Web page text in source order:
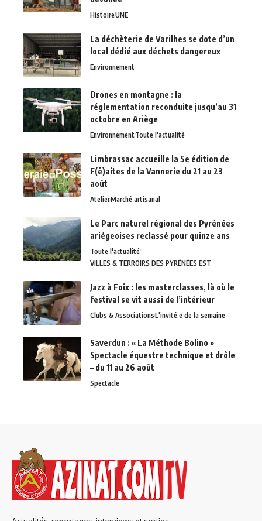
HistoireUNE
La déchèterie de Varilhes se dote d’un
local dédié aux déchets dangereux
Environnement
Drones en montagne : la
réglementation reconduite jusqu’au 31
octobre en Ariège
EnvironnementToute l'actualité
Limbrassac accueille la 5e édition de
F(ê)aites de la Vannerie du 21 au 23
août
AtelierMarché artisanal
Le Parc naturel régional des Pyrénées
ariégeoises reclassé pour quinze ans
Toute l'actualité
VILLES & TERROIRS DES PYRÉNÉES EST
Jazz à Foix : les masterclasses, là où le
festival se vit aussi de l’intérieur
Clubs & AssociationsL'invité.e de la semaine
Saverdun : « La Méthode Bolino »
Spectacle équestre technique et drôle
– du 11 au 26 août
Spectacle